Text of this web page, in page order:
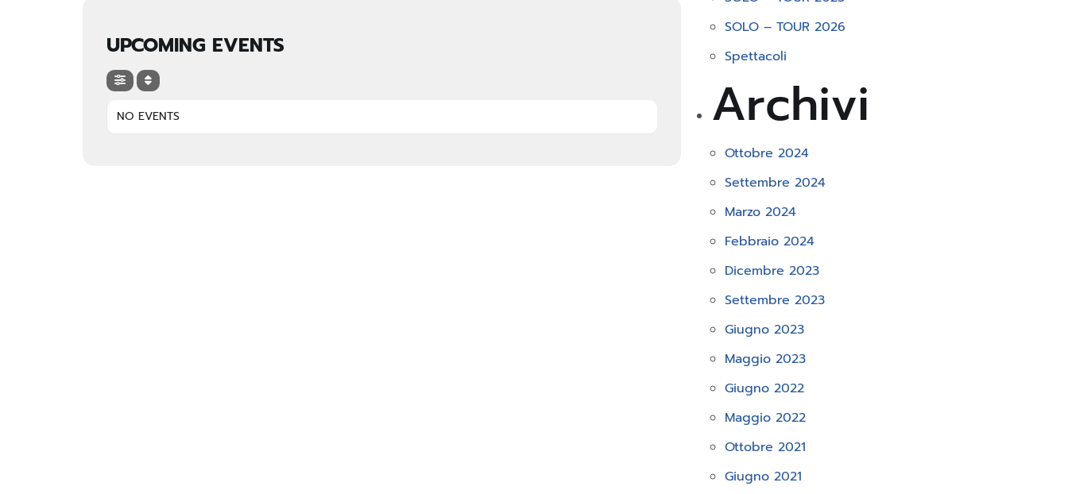
UPCOMING EVENTS
NO EVENTS
SOLO – TOUR 2026
Spettacoli
Archivi
Ottobre 2024
Settembre 2024
Marzo 2024
Febbraio 2024
Dicembre 2023
Settembre 2023
Giugno 2023
Maggio 2023
Giugno 2022
Maggio 2022
Ottobre 2021
Giugno 2021